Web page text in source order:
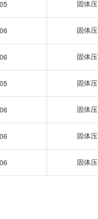
固体
固体
固体
固体
固体
固体
固体